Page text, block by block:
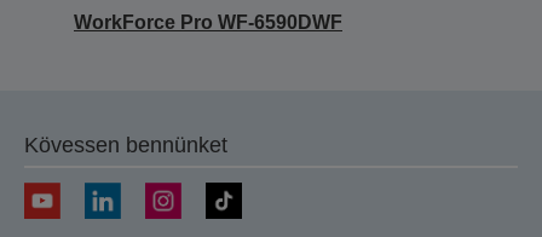
WorkForce Pro WF-6590DWF
Kövessen bennünket